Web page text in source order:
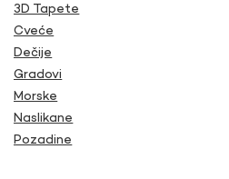
3D Tapete
Cveće
Dečije
Gradovi
Morske
Naslikane
Pozadine